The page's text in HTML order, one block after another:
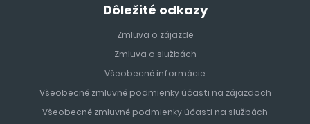
Dôležité odkazy
Zmluva o zájazde
Zmluva o službách
Všeobecné informácie
Všeobecné zmluvné podmienky účasti na zájazdoch
Všeobecné zmluvné podmienky účasti na službách